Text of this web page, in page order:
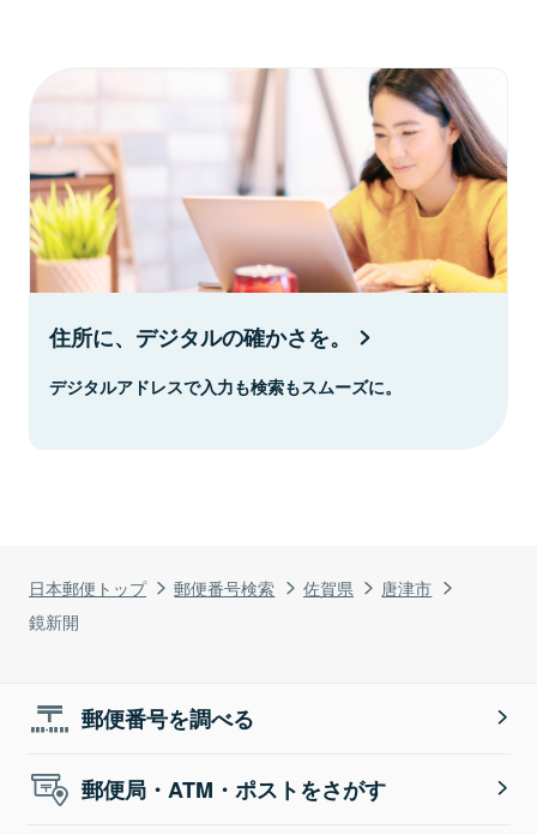
日本郵便トップ 郵便番号検索 佐賀県
唐津市
鏡新開
住所に、デジタルの確かさを。
デジタルアドレスで入力も検索もスムーズに。
郵便番号を調べる
郵便局・ATM・ポストをさがす